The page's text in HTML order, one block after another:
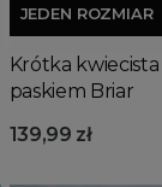
JEDEN ROZMIAR
Krótka
paskiem Briar
139,99 zł